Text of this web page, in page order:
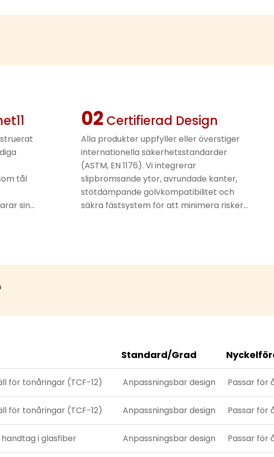
För dem som
med extrema
hög fritt fall-
med lysande i
För dem som
Zone"
falska
aktiviteter.
tål
sin
02 Certifierad Design
Alla produkter uppfyller eller överstiger
internationella säkerhetsstandarder
(ASTM, EN 1176). Vi integrerar
slipbromsande ytor, avrundade kanter,
stötdämpande golvkompatibilitet och
säkra fästsystem för att minimera risker
Standard/Grad
för tonåringar (TCF-12) Anpassningsbar design Passar för
för tonåringar (TCF-12) Anpassningsbar design Passar för
i glasfiber Anpassningsbar design Passar för